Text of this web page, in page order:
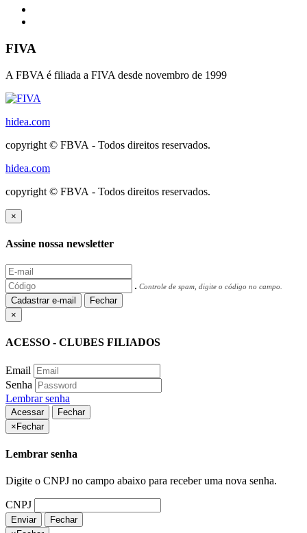
FIVA
A FBVA é filiada a FIVA desde novembro de 1999
hidea.com
copyright © FBVA - Todos direitos reservados.
hidea.com
copyright © FBVA - Todos direitos reservados.
×
Assine nossa newsletter
Controle de spam, digite o código no campo.
Cadastrar e-mail
Fechar
×
ACESSO - CLUBES FILIADOS
Email
Senha
Lembrar senha
Acessar
Fechar
×Fechar
Lembrar senha
Digite o CNPJ no campo abaixo para receber uma nova senha.
CNPJ
Enviar
Fechar